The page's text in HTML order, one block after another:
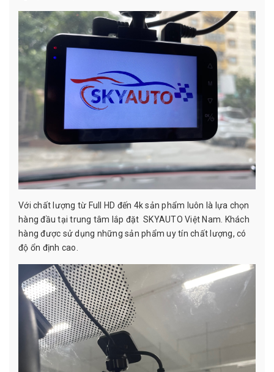
Với chất lượng từ Full HD đến 4k sản phẩm luôn là lựa chọn
hàng đầu tại trung tâm lắp đặt SKYAUTO Việt Nam. Khách
hàng được sử dụng những sản phẩm uy tín chất lượng, có
độ ổn định cao.